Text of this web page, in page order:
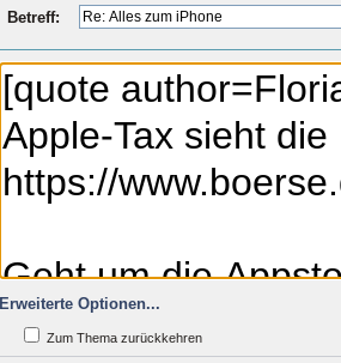
Betreff:
Erweiterte Optionen...
Zum Thema zurückkehren